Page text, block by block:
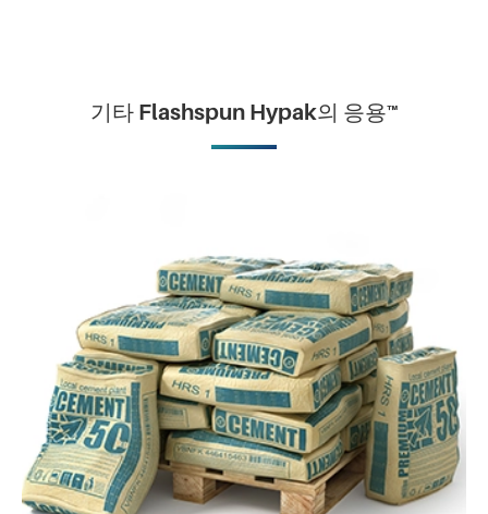
기타 Flashspun Hypak의 응용™